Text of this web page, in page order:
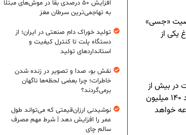
«جسی»
یکی از
در بیش از
۴۴۰۰ سالن سینما اکران شود و تنها در بازار داخلی آمریکا افتتاحیه‌ای حدود ۱۴۰ میلیون
خواهد
افزایش ۵۰ درصدی بقا در موش‌های مبتلا
به تهاجمی‌ترین سرطان مغز
تولید خوراک دام صنعتی در ایران؛ از
دستگاه پلت تا کنترل کیفیت و
استانداردهای تولید
نقش بو، صدا و تصویر در زنده شدن
خاطرات؛ چرا بعضی لحظه‌ها ناگهان
برمی‌گردند؟
نوشیدنی ارزان‌قیمتی که می‌تواند طول
عمر را افزایش دهد | شرط مهم مصرف
سالم چای